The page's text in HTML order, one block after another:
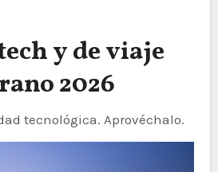
y de viaje
2026
tecnológica. Aprovéchalo.